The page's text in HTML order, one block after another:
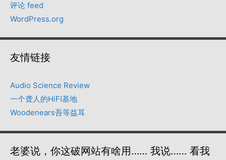
评论 feed
WordPress.org
友情链接
Audio Science Review
一个聋人的HiFI基地
Woodenears吾等益耳
老婆说，你这破网站有啥用…… 我说…… 看我